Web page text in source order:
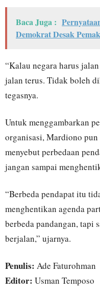
Baca Juga :
Demokrat Desak
“Kalau negara harus
jalan terus. Tidak boleh
tegasnya.
Untuk menggambarkan
organisasi, Mardiono
menyebut perbedaan
jangan sampai
“Berbeda pendapat itu
menghentikan agenda
berbeda pandangan, tapi
berjalan,” ujarnya.
Penulis: Ade Faturohman
Editor: Usman Temposo